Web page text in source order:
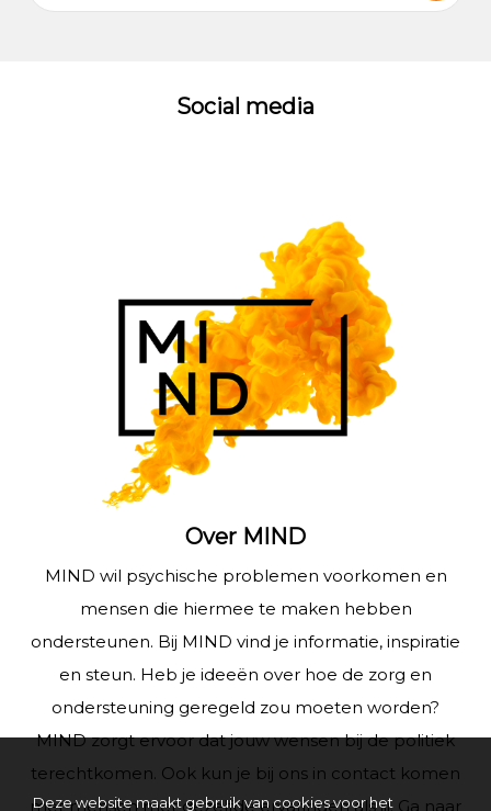
Social media
Over MIND
MIND wil psychische problemen voorkomen en
mensen die hiermee te maken hebben
ondersteunen. Bij MIND vind je informatie, inspiratie
en steun. Heb je ideeën over hoe de zorg en
ondersteuning geregeld zou moeten worden?
MIND zorgt ervoor dat jouw wensen bij de politiek
terechtkomen. Ook kun je bij ons in contact komen
met mensen met dezelfde ervaringen als jij. Ga naar
Deze website maakt gebruik van cookies voor het